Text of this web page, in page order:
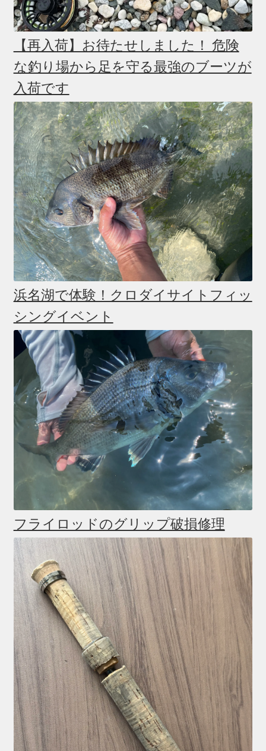
【再入荷】お待たせしました！ 危険
な釣り場から足を守る最強のブーツが
入荷です
浜名湖で体験！クロダイサイトフィッ
シングイベント
フライロッドのグリップ破損修理